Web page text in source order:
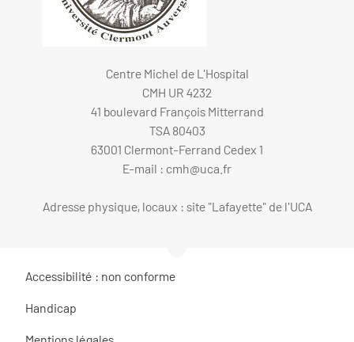
Centre Michel de L'Hospital
CMH UR 4232
41 boulevard François Mitterrand
TSA 80403
63001 Clermont-Ferrand Cedex 1
E-mail : cmh@uca.fr
Adresse physique, locaux : site "Lafayette" de l'UCA
Accessibilité : non conforme
Handicap